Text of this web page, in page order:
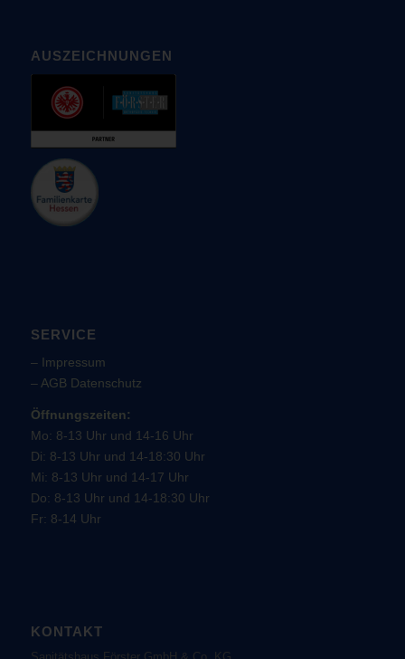
AUSZEICHNUNGEN
SERVICE
– Impressum
–AGB Datenschutz
Öffnungszeiten:
Mo: 8-13 Uhr und 14-16 Uhr
Di: 8-13 Uhr und 14-18:30 Uhr
Mi: 8-13 Uhr und 14-17 Uhr
Do: 8-13 Uhr und 14-18:30 Uhr
Fr: 8-14 Uhr
KONTAKT